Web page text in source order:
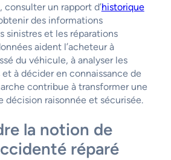
un rapport d’historique
des informations
sinistres et les réparations
aident l’acheteur à
du véhicule, à analyser les
à décider en connaissance de
contribue à transformer une
décision raisonnée et sécurisée.
la notion de
réparé